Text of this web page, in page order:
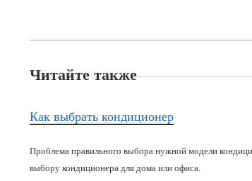
Читайте также
Как выбрать кондиционер
Проблема правильного выбора нужной модели
выбору кондиционера для дома или офиса.